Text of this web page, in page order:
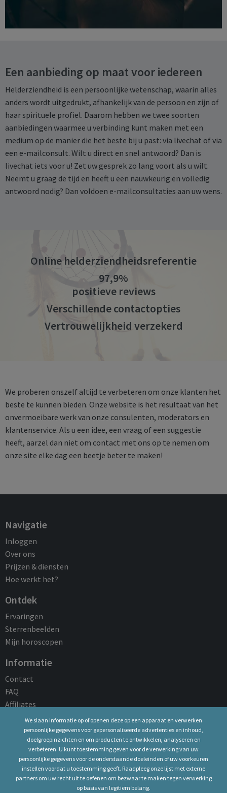
Een aanbieding op maat voor iedereen
Helderziendheid is een persoonlijke wetenschap, waarin alles
anders wordt uitgedrukt, afhankelijk van de persoon en zijn of
haar spirituele profiel. Daarom hebben we twee soorten
aanbiedingen waarmee u verbinding kunt maken met een
medium op de manier die het beste bij u past: via livechat of via
een e-mailconsult. Wilt u direct en snel antwoord? Dan is
livechat iets voor u! Zet uw gesprek zo lang voort als u wilt.
Neemt u graag de tijd en heeft u een nauwkeurig en volledig
antwoord nodig? Dan voldoen e-mailconsultaties aan uw wens.
Online helderziendheidsreferentie
97,9%
positieve reviews
Verschillende contactopties
Vertrouwelijkheid verzekerd
We proberen onszelf altijd te verbeteren om onze klanten het
beste te kunnen bieden. Onze website is het resultaat van het
onvermoeibare werk van onze consulenten, moderators en
klantenservice. Als u een idee, een vraag of een suggestie
heeft, aarzel dan niet om contact met ons op te nemen om
onze site elke dag een beetje beter te maken!
Navigatie
Inloggen
Over ons
Prijzen & diensten
Hoe werkt het?
Ontdek
Ervaringen
Sterrenbeelden
Mijn horoscopen
Informatie
Contact
FAQ
Affiliates
Juridische kennisgeving
Algemene Voorwaarden
Privacy Policy
Bedrijfsgegevens
Cookie-beleid
We slaan informatie op of openen deze op een apparaat en verwerken
persoonlijke gegevens voor gepersonaliseerde advertenties en inhoud,
doelgroepinzichten en om producten te ontwikkelen, analyseren en
verbeteren. U kunt toestemming geven voor de verwerking van uw
persoonlijke gegevens voor de onderstaande doeleinden of uw voorkeuren
instellen voordat u toestemming geeft. Raadpleeg onze lijst met externe
partners om uw recht uit te oefenen om bezwaar te maken tegen verwerking
op basis van legitiem belang.